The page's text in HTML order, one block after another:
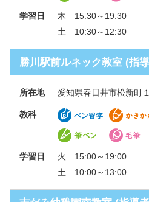
学習日
木 15:30～19:30
土 10:30～12:30
勝川駅前ルネック教室 (指
所在地 愛知県春日井市松新町１
教科
学習日
火 15:00～19:00
土 10:00～13:00